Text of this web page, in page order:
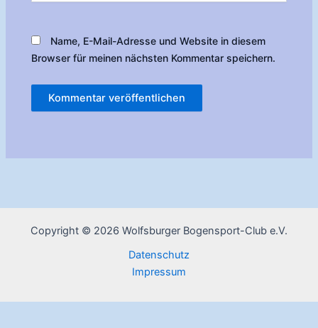
Name, E-Mail-Adresse und Website in diesem
Browser für meinen nächsten Kommentar speichern.
Copyright © 2026 Wolfsburger Bogensport-Club e.V.
Datenschutz
Impressum